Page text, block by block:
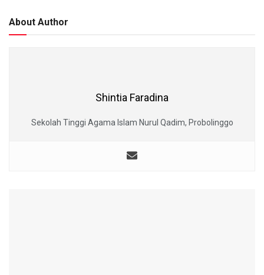
About Author
Shintia Faradina
Sekolah Tinggi Agama Islam Nurul Qadim, Probolinggo